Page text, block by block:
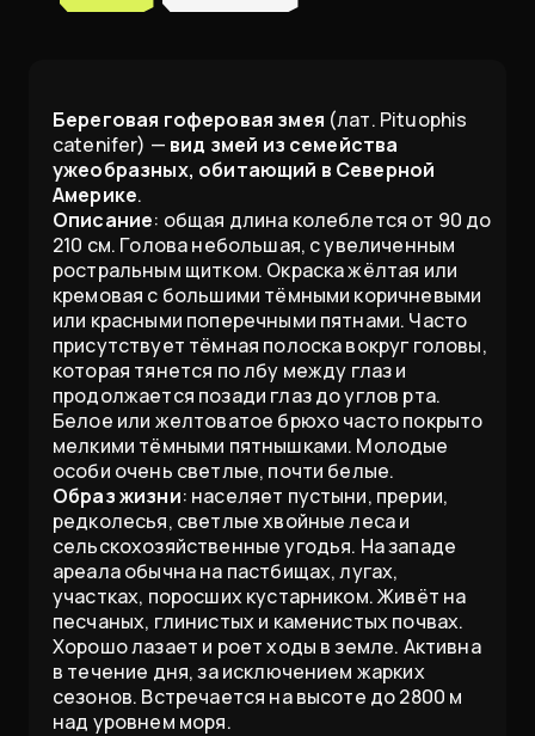
Береговая гоферовая змея (лат. Pituophis
catenifer) — вид змей из семейства
ужеобразных, обитающий в Северной
Америке.
Описание: общая длина колеблется от 90 до
210 см. Голова небольшая, с увеличенным
ростральным щитком. Окраска жёлтая или
кремовая с большими тёмными коричневыми
или красными поперечными пятнами. Часто
присутствует тёмная полоска вокруг головы,
которая тянется по лбу между глаз и
продолжается позади глаз до углов рта.
Белое или желтоватое брюхо часто покрыто
мелкими тёмными пятнышками. Молодые
особи очень светлые, почти белые.
Образ жизни: населяет пустыни, прерии,
редколесья, светлые хвойные леса и
сельскохозяйственные угодья. На западе
ареала обычна на пастбищах, лугах,
участках, поросших кустарником. Живёт на
песчаных, глинистых и каменистых почвах.
Хорошо лазает и роет ходы в земле. Активна
в течение дня, за исключением жарких
сезонов. Встречается на высоте до 2800 м
над уровнем моря.